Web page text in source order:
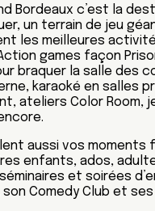
Bordeaux c’est la
un terrain de jeu
les meilleures
games façon
braquer la salle des
karaoké en salles
ateliers Color Room,
aussi vos moments
enfants, ados,
et soirées
son Comedy Club et